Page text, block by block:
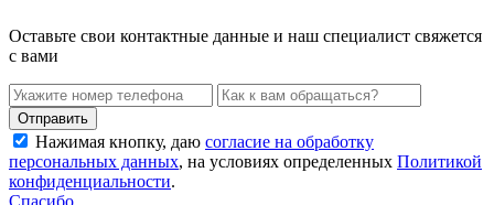
Оставьте свои контактные данные и наш специалист свяжется
с вами
Нажимая кнопку, даю согласие на обработку
персональных данных, на условиях определенных Политикой
конфиденциальности.
Спасибо